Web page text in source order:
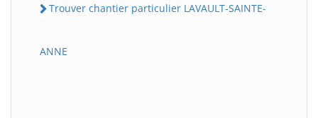
Trouver chantier particulier LAVAULT-SAINTE-
ANNE